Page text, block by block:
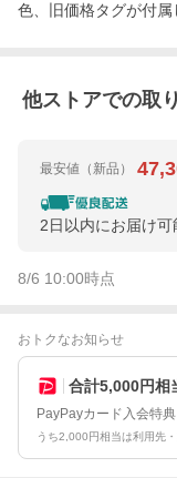
色、旧価格タグが付
他ストアでの取
最安値 （新品）
2日以内にお届け可
8/6 10:00時点
おトクなお知らせ
合計5,000円相
PayPayカード入会特
うち2,000円相当は利用先